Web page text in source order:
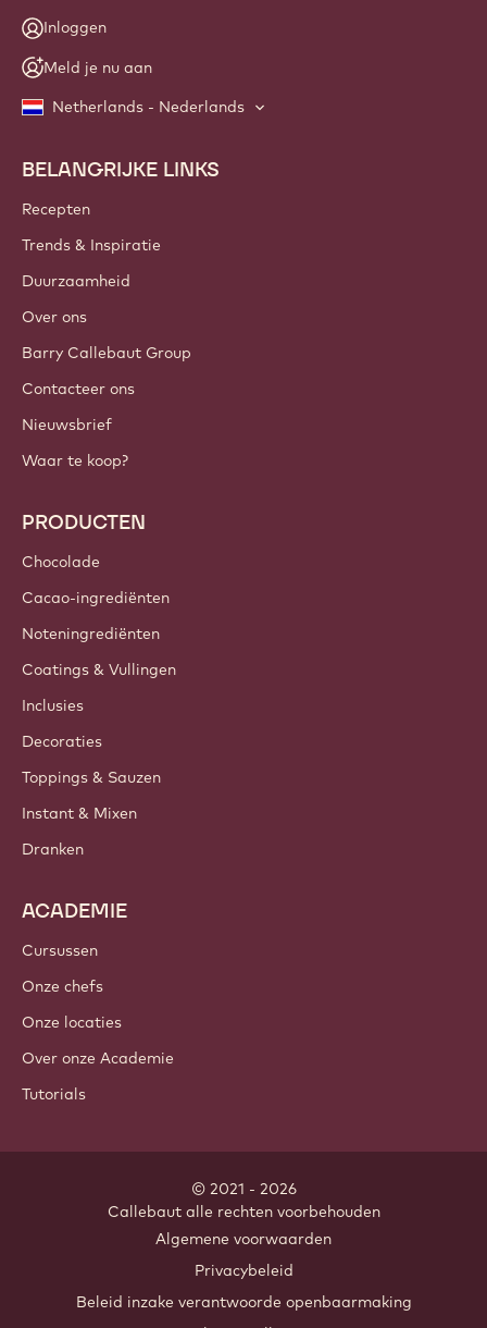
Inloggen
Meld je nu aan
Netherlands - Nederlands
Footer
Callebaut
BELANGRIJKE LINKS
Recepten
Trends & Inspiratie
Duurzaamheid
Over ons
Barry Callebaut Group
Contacteer ons
Nieuwsbrief
Waar te koop?
PRODUCTEN
Chocolade
Cacao-ingrediënten
Noteningrediënten
Coatings & Vullingen
Inclusies
Decoraties
Toppings & Sauzen
Instant & Mixen
Dranken
ACADEMIE
Cursussen
Onze chefs
Onze locaties
Over onze Academie
Tutorials
© 2021 - 2026
Callebaut. alle rechten voorbehouden
navigation
Algemene voorwaarden
Privacybeleid
Beleid inzake verantwoorde openbaarmaking